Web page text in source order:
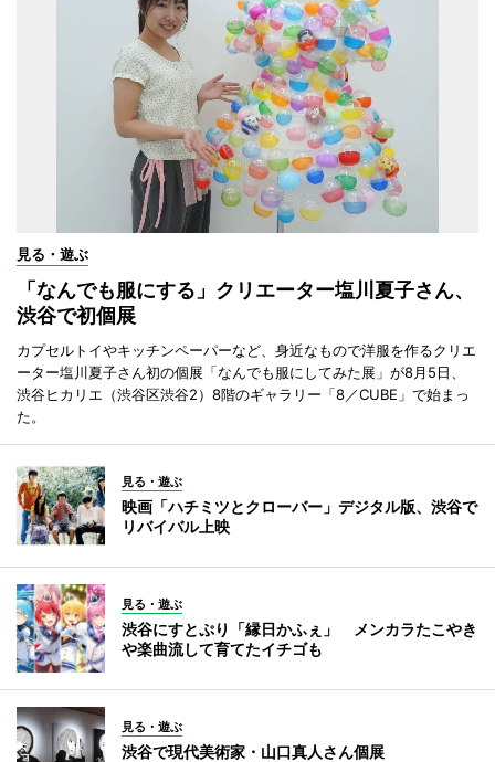
見る・遊ぶ
「なんでも服にする」クリエーター塩川夏子さん、
渋谷で初個展
カプセルトイやキッチンペーパーなど、身近なもので洋服を作るクリエ
ーター塩川夏子さん初の個展「なんでも服にしてみた展」が8月5日、
渋谷ヒカリエ（渋谷区渋谷2）8階のギャラリー「8／CUBE」で始まっ
た。
見る・遊ぶ
映画「ハチミツとクローバー」デジタル版、渋谷で
リバイバル上映
見る・遊ぶ
渋谷にすとぷり「縁日かふぇ」 メンカラたこやき
や楽曲流して育てたイチゴも
見る・遊ぶ
渋谷で現代美術家・山口真人さん個展